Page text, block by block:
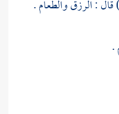
: الرزق والطعام .
.